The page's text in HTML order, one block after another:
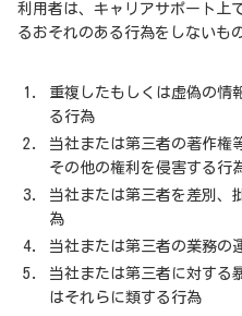
利用者は、キャリアサポート上
るおそれのある行為をしないも
重複したもしくは虚偽の情
る行為
当社または第三者の著作権
その他の権利を侵害する行
当社または第三者を差別、
為
当社または第三者の業務の
当社または第三者に対する
はそれらに類する行為